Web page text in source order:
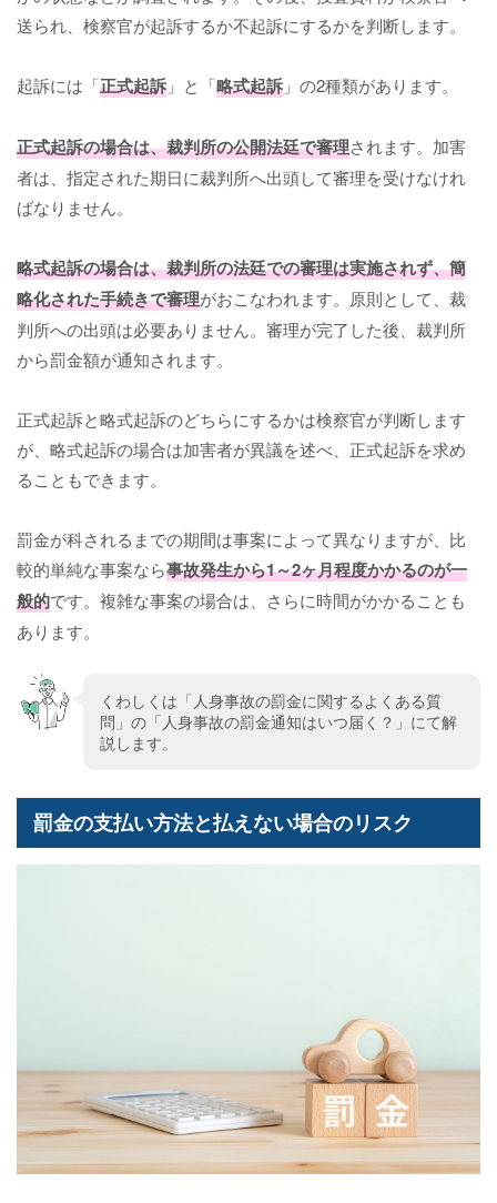
送られ、検察官が起訴するか不起訴にするかを判断します。
起訴には「正式起訴 」と「略式起訴 」の2種類があります。
正式起訴の場合は、裁判所の公開法廷で審理されます。加害
者は、指定された期日に裁判所へ出頭して審理を受けなけれ
ばなりません。
略式起訴の場合は、裁判所の法廷での審理は実施されず、簡
略化された手続きで審理がおこなわれます。原則として、裁
判所への出頭は必要ありません。審理が完了した後、裁判所
から罰金額が通知されます。
正式起訴と略式起訴のどちらにするかは検察官が判断します
が、略式起訴の場合は加害者が異議を述べ、正式起訴を求め
ることもできます。
罰金が科されるまでの期間は事案によって異なりますが、比
較的単純な事案なら事故発生から1～2ヶ月程度かかるのが一
般的です。複雑な事案の場合は、さらに時間がかかることも
あります。
くわしくは「人身事故の罰金に関するよくある質
問」の「人身事故の罰金通知はいつ届く？」にて解
説します。
罰金の支払い方法と払えない場合のリスク